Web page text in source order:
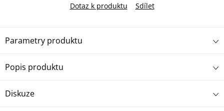
Dotaz k produktu Sdílet
Popis produktu
Parametry produktu
Diskuze